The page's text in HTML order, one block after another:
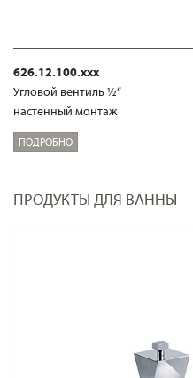
626.12.100.xxx
Угловой вентиль ½“
настенный монтаж
ПОДРОБНО
ПРОДУКТЫ ДЛЯ ВАННЫ